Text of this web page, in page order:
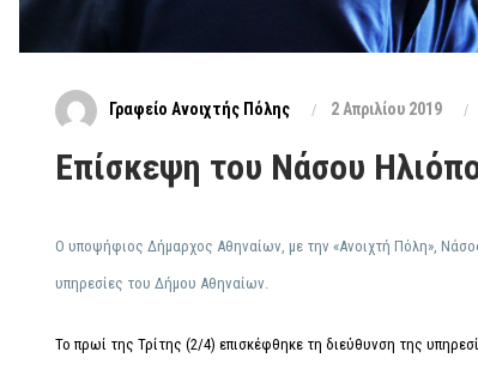
Γραφείο Ανοιχτής Πόλης 2 Απριλίου 2019
Επίσκεψη του Νάσου
Ο υποψήφιος Δήμαρχος Αθηναίων, με την «Ανοιχτή Πόλη», Νάσος
υπηρεσίες του Δήμου Αθηναίων.
Το πρωί της Τρίτης (2/4) επισκέφθηκε τη διεύθυνση της